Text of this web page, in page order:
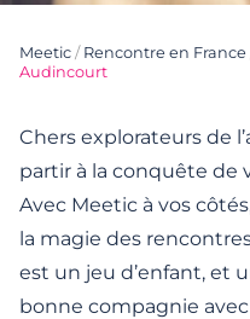
Meetic / Rencontre en France
Audincourt
Chers explorateurs de
partir à la conquête
Avec Meetic à vos
la magie des
est un jeu d’enfant, et
bonne compagnie